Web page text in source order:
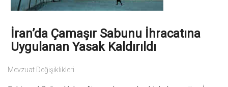
İran’da Çamaşır Sabunu İhracatına
Uygulanan Yasak Kaldırıldı
Mevzuat Değişiklikleri